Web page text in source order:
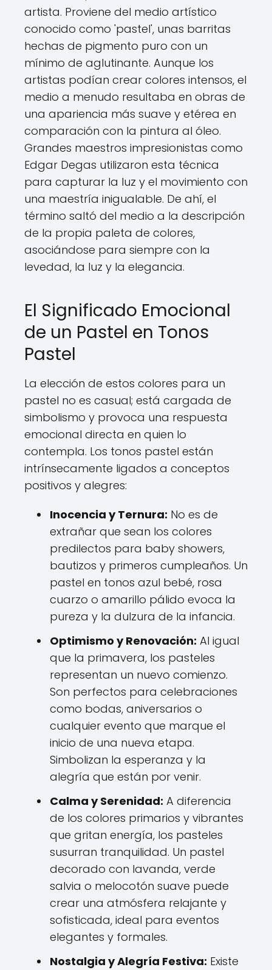
artista. Proviene del medio artístico
conocido como 'pastel', unas barritas
hechas de pigmento puro con un
mínimo de aglutinante. Aunque los
artistas podían crear colores intensos, el
medio a menudo resultaba en obras de
una apariencia más suave y etérea en
comparación con la pintura al óleo.
Grandes maestros impresionistas como
Edgar Degas utilizaron esta técnica
para capturar la luz y el movimiento con
una maestría inigualable. De ahí, el
término saltó del medio a la descripción
de la propia paleta de colores,
asociándose para siempre con la
levedad, la luz y la elegancia.
El Significado Emocional
de un Pastel en Tonos
Pastel
La elección de estos colores para un
pastel no es casual; está cargada de
simbolismo y provoca una respuesta
emocional directa en quien lo
contempla. Los tonos pastel están
intrínsecamente ligados a conceptos
positivos y alegres:
Inocencia y Ternura: No es de
extrañar que sean los colores
predilectos para baby showers,
bautizos y primeros cumpleaños. Un
pastel en tonos azul bebé, rosa
cuarzo o amarillo pálido evoca la
pureza y la dulzura de la infancia.
Optimismo y Renovación: Al igual
que la primavera, los pasteles
representan un nuevo comienzo.
Son perfectos para celebraciones
como bodas, aniversarios o
cualquier evento que marque el
inicio de una nueva etapa.
Simbolizan la esperanza y la
alegría que están por venir.
Calma y Serenidad: A diferencia
de los colores primarios y vibrantes
que gritan energía, los pasteles
susurran tranquilidad. Un pastel
decorado con lavanda, verde
salvia o melocotón suave puede
crear una atmósfera relajante y
sofisticada, ideal para eventos
elegantes y formales.
Nostalgia y Alegría Festiva: Existe